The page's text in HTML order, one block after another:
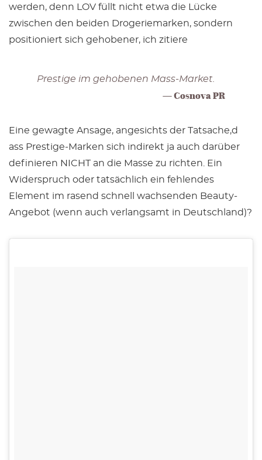
werden, denn LOV füllt nicht etwa die Lücke
zwischen den beiden Drogeriemarken, sondern
positioniert sich gehobener, ich zitiere
Prestige im gehobenen Mass-Market.
Cosnova PR
Eine gewagte Ansage, angesichts der Tatsache,d
ass Prestige-Marken sich indirekt ja auch darüber
definieren NICHT an die Masse zu richten. Ein
Widerspruch oder tatsächlich ein fehlendes
Element im rasend schnell wachsenden Beauty-
Angebot (wenn auch verlangsamt in Deutschland)?